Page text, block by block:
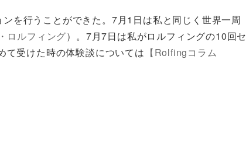
を行うことができた。7月1日は私と同じく世界一周
ロルフィング）。7月7日は私がロルフィングの10回セ
て受けた時の体験談については 【Rolfingコラム